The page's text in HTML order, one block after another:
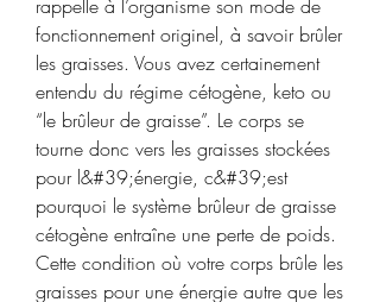
rappelle à l’organisme son mode de
fonctionnement originel, à savoir brûler
les graisses. Vous avez certainement
entendu du régime cétogène, keto ou
“le brûleur de graisse”. Le corps se
tourne donc vers les graisses stockées
pour l&#39;énergie, c&#39;est
pourquoi le système brûleur de graisse
cétogène entraîne une perte de poids.
Cette condition où votre corps brûle les
graisses pour une énergie autre que les